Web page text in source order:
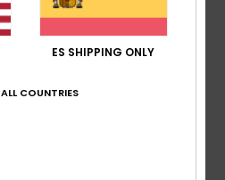
Material
ES SHIPPING ONLY
COUNTRIES